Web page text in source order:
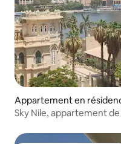
Appartement en
har
Sky Nile, appartement